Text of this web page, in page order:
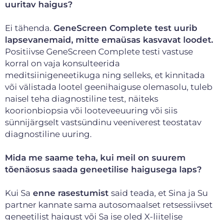
uuritav haigus?
Ei tähenda. GeneScreen Complete test uurib
lapsevanemaid, mitte emaüsas kasvavat loodet.
Positiivse GeneScreen Complete testi vastuse
korral on vaja konsulteerida
meditsiinigeneetikuga ning selleks, et kinnitada
või välistada lootel geenihaiguse olemasolu, tuleb
naisel teha diagnostiline test, näiteks
koorionbiopsia või looteveeuuring või siis
sünnijärgselt vastsündinu veeniverest teostatav
diagnostiline uuring.
Mida me saame teha, kui meil on suurem
tõenäosus saada geneetilise haigusega laps?
Kui Sa enne rasestumist said teada, et Sina ja Su
partner kannate sama autosomaalset retsessiivset
geneetilist haigust või Sa ise oled X-liitelise